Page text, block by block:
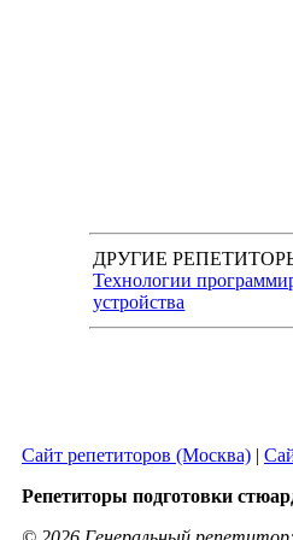
ДРУГИЕ
Технологии
устройства
Сайт репетиторов (Москва) |
Репетиторы подготовки